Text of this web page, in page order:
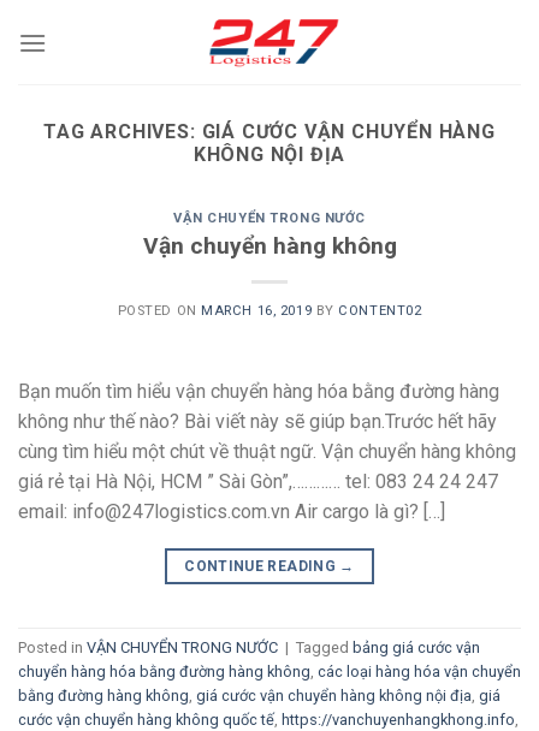
TAG ARCHIVES: GIÁ CƯỚC VẬN CHUYỂN HÀNG
KHÔNG NỘI ĐỊA
VẬN CHUYỂN TRONG NƯỚC
Vận chuyển hàng không
POSTED ON MARCH 16, 2019 BY CONTENT02
Bạn muốn tìm hiểu vận chuyển hàng hóa bằng đường hàng
không như thế nào? Bài viết này sẽ giúp bạn.Trước hết hãy
cùng tìm hiểu một chút về thuật ngữ. Vận chuyển hàng không
giá rẻ tại Hà Nội, HCM ” Sài Gòn”,………… tel: 083 24 24 247
email: info@247logistics.com.vn Air cargo là gì? […]
CONTINUE READING →
Posted in VẬN CHUYỂN TRONG NƯỚC | Tagged bảng giá cước vận
chuyển hàng hóa bằng đường hàng không các loại hàng hóa vận chuyển
bằng đường hàng không giá cước vận chuyển hàng không nội địa giá
cước vận chuyển hàng không quốc tế https://vanchuyenhangkhong.info